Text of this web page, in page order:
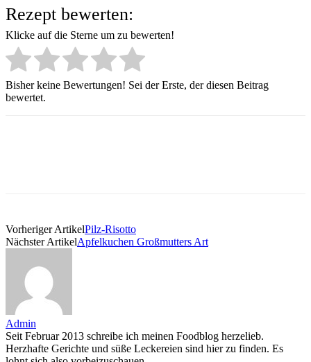
Rezept bewerten:
Klicke auf die Sterne um zu bewerten!
Bisher keine Bewertungen! Sei der Erste, der diesen Beitrag
bewertet.
Vorheriger ArtikelPilz-Risotto
Nächster ArtikelApfelkuchen Großmutters Art
Admin
Seit Februar 2013 schreibe ich meinen Foodblog herzelieb.
Herzhafte Gerichte und süße Leckereien sind hier zu finden. Es